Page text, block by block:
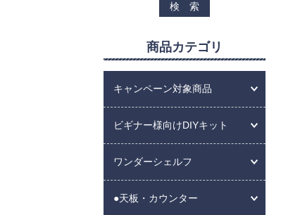
商品カテゴリ
キャンペーン対象商品
ビギナー様向けDIYキット
ワンダーシェルフ
●天板・カウンター